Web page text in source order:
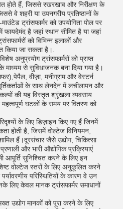
होते हैं, जिससे रखरखाव और निरीक्षण के
वे शहरी या उपनगरीय प्रतिष्ठानों के
ट्रांसफार्मर को उपयोगिता पोल पर
फायदेमंद है जहां स्थान सीमित है या जहां
को विभिन्न इलाकों और
जा सकता है।.
अनुप्रयोग ट्रांसफार्मरों को प्राप्त
माध्यम से सुविधाजनक बना दिया गया है।
वीज़ा, मनीग्राम और वेस्टर्न
के साथ लेनदेन में लचीलापन और
की यह विस्तृत श्रृंखला व्यवसाय
घटकों के समय पर वितरण को
के लिए डिज़ाइन किए गए हैं जिनमें
होती है, जिसमें वोल्टेज विनियमन,
हैं।दूरसंचार जैसे उद्योग, चिकित्सा
और भारी औद्योगिक प्रक्रियाएं
आपूर्ति सुनिश्चित करने के लिए इन
वोल्टेज स्तरों के लिए अनुकूलित करने
परिस्थितियों के कारण वे उन
लिए केवल मानक ट्रांसफार्मर समाधानों
उद्योग मानकों को पूरा करने के लिए